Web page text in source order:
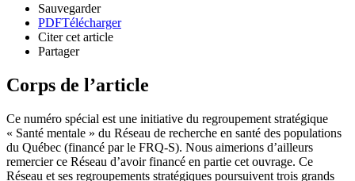
Sauvegarder
PDFTélécharger
Citer cet article
Partager
Corps de l’article
Ce numéro spécial est une initiative du regroupement stratégique
« Santé mentale » du Réseau de recherche en santé des populations
du Québec (financé par le FRQ-S). Nous aimerions d’ailleurs
remercier ce Réseau d’avoir financé en partie cet ouvrage. Ce
Réseau et ses regroupements stratégiques poursuivent trois grands